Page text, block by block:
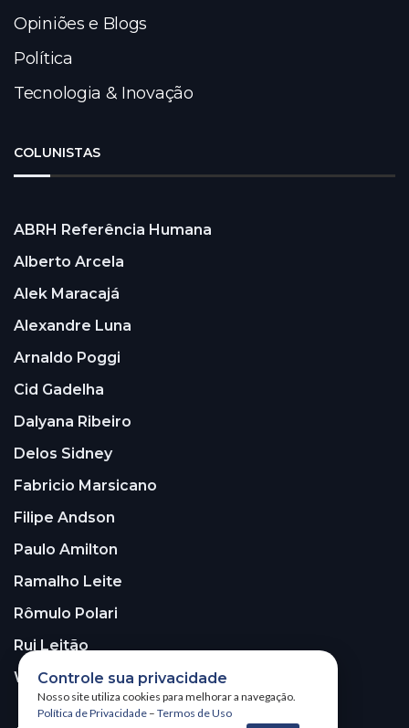
Opiniões e Blogs
Política
Tecnologia & Inovação
COLUNISTAS
ABRH Referência Humana
Alberto Arcela
Alek Maracajá
Alexandre Luna
Arnaldo Poggi
Cid Gadelha
Dalyana Ribeiro
Delos Sidney
Fabricio Marsicano
Filipe Andson
Paulo Amilton
Ramalho Leite
Rômulo Polari
Rui Leitão
Walter Santos
Controle sua privacidade
Nosso site utiliza cookies para melhorar a navegação.
Política de Privacidade – Termos de Uso